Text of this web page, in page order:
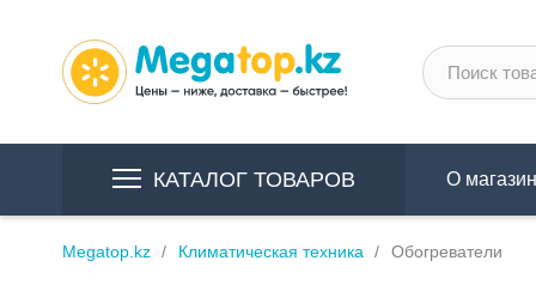
КАТАЛОГ ТОВАРОВ О
Megatop.kz Климатическая техника Обогреватели